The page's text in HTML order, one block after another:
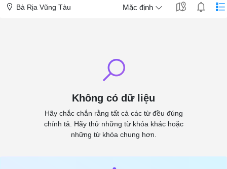
Bà Rịa Vũng Tàu Mặc định
Không có dữ liệu
Hãy chắc chắn rằng tất cả các từ đều đúng
chính tả. Hãy thử những từ khóa khác hoặc
những từ khóa chung hơn.